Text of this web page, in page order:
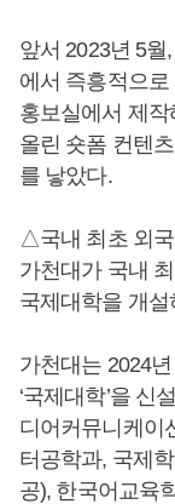
앞서 2023년 5
에서 즉흥적으로
홍보실에서 제작
올린 숏폼 컨텐
를 낳았다.
△국내 최초 외국
가천대가 국내
국제대학을 개
가천대는 2024
‘국제대학’을 신
디어커뮤니케이
터공학과, 국제
공), 한국어교육